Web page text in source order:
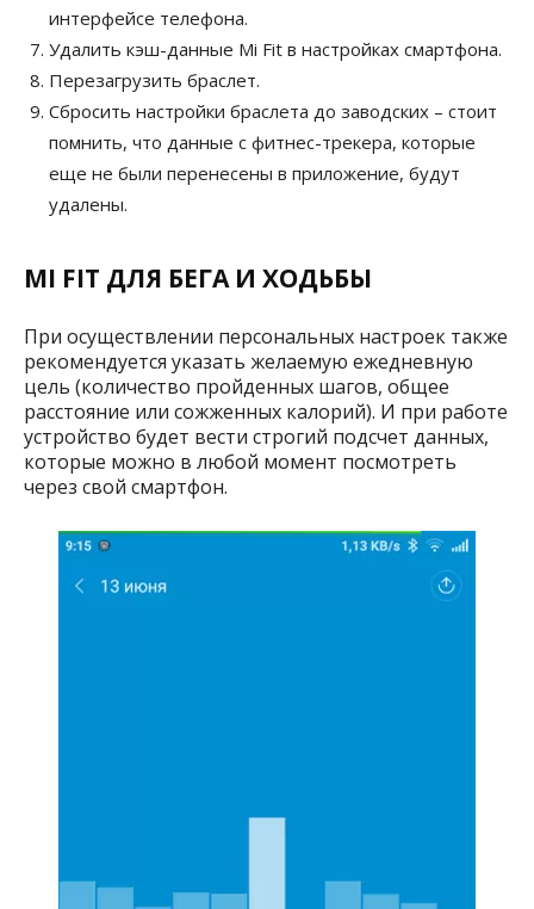
интерфейсе телефона.
Удалить кэш-данные Mi Fit в настройках смартфона.
Перезагрузить браслет.
Сбросить настройки браслета до заводских – стоит
помнить, что данные с фитнес-трекера, которые
еще не были перенесены в приложение, будут
удалены.
MI FIT ДЛЯ БЕГА И ХОДЬБЫ
При осуществлении персональных настроек также
рекомендуется указать желаемую ежедневную
цель (количество пройденных шагов, общее
расстояние или сожженных калорий). И при работе
устройство будет вести строгий подсчет данных,
которые можно в любой момент посмотреть
через свой смартфон.